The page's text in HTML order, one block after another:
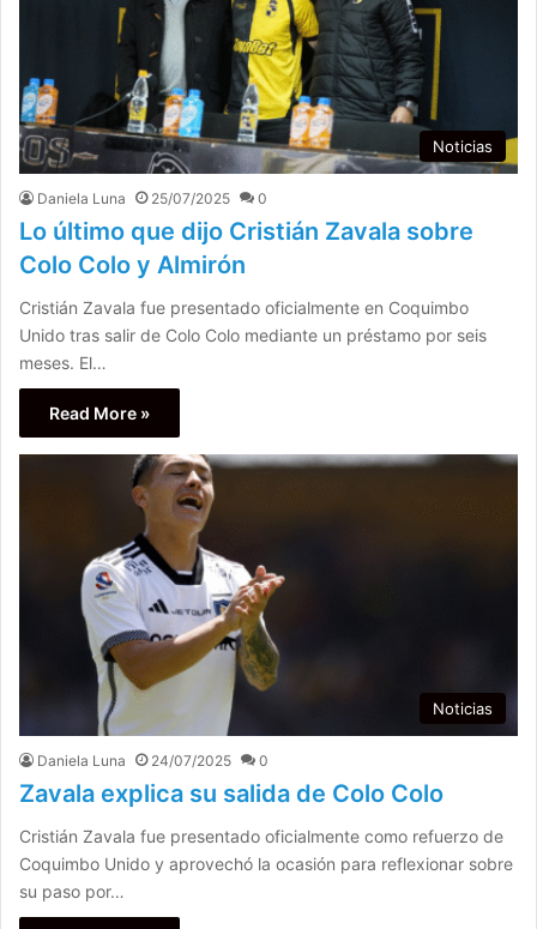
Noticias
Daniela Luna 25/07/2025 0
Lo último que dijo Cristián Zavala sobre
Colo Colo y Almirón
Cristián Zavala fue presentado oficialmente en Coquimbo
Unido tras salir de Colo Colo mediante un préstamo por seis
meses. El…
Read More »
Noticias
Daniela Luna 24/07/2025 0
Zavala explica su salida de Colo Colo
Cristián Zavala fue presentado oficialmente como refuerzo de
Coquimbo Unido y aprovechó la ocasión para reflexionar sobre
su paso por…